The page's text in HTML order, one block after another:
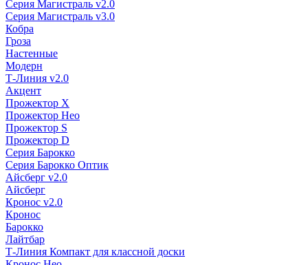
Серия Магистраль v2.0
Серия Магистраль v3.0
Кобра
Гроза
Настенные
Модерн
Т-Линия v2.0
Акцент
Прожектор X
Прожектор Нео
Прожектор S
Прожектор D
Серия Барокко
Серия Барокко Оптик
Айсберг v2.0
Айсберг
Кронос v2.0
Кронос
Барокко
Лайтбар
Т-Линия Компакт для классной доски